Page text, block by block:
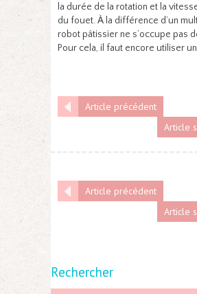
la durée de la rotation et la
du fouet. À la différence d’un
robot pâtissier ne s’occupe pas
Pour cela, il faut encore utiliser
Article précédent
Article
Article précédent
Article
Rechercher